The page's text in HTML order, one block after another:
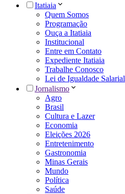
Itatiaia
Quem Somos
Programação
Ouça a Itatiaia
Institucional
Entre em Contato
Expediente Itatiaia
Trabalhe Conosco
Lei de Igualdade Salarial
Jornalismo
Agro
Brasil
Cultura e Lazer
Economia
Eleições 2026
Entretenimento
Gastronomia
Minas Gerais
Mundo
Política
Saúde